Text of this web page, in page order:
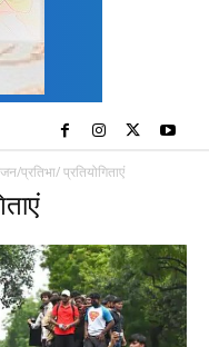
प्रतिभा/ प्रतियोगिताएं